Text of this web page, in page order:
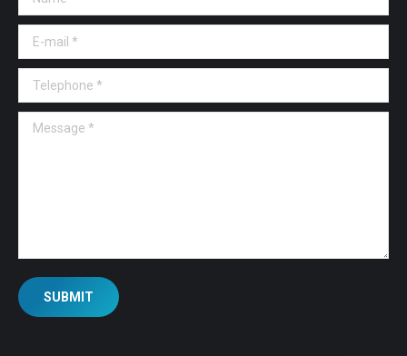
E-mail *
Telephone *
Message *
SUBMIT